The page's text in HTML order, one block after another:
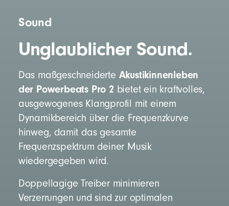
Sound
Unglaublicher Sound.
Das maßgeschneiderte Akustikinnenleben
der Powerbeats Pro 2 bietet ein kraftvolles,
ausgewogenes Klangprofil mit einem
Dynamikbereich über die Frequenzkurve
hinweg, damit das gesamte
Frequenzspektrum deiner Musik
wiedergegeben wird.
Doppellagige Treiber minimieren
Verzerrungen und sind zur optimalen